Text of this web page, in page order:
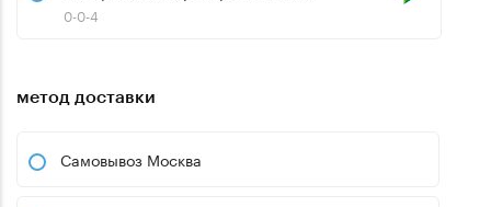
0-0-4
метод доставки
Самовывоз Москва